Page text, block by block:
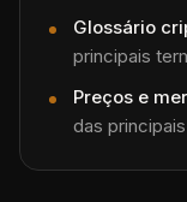
Glossário
principais
Preços e
das